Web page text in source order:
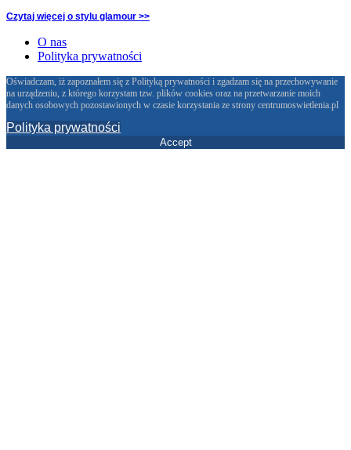
Czytaj więcej o stylu glamour >>
O nas
Polityka prywatności
Oświadczam, iż zapoznałem się z Polityką prywatności i zgadzam się na przechowywanie
na urządzeniu, z którego korzystam tzw. plików cookies oraz na przetwarzanie moich
danych osobowych pozostawionych w czasie korzystania ze strony centrumoswietlenia.pl
Polityka prywatności
Accept